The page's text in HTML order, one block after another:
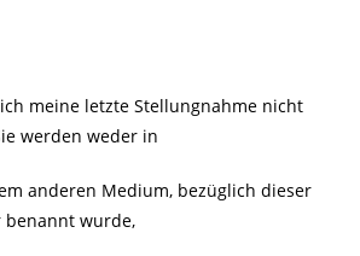
meine letzte Stellungnahme nicht
werden weder in
anderen Medium, bezüglich dieser
benannt wurde,